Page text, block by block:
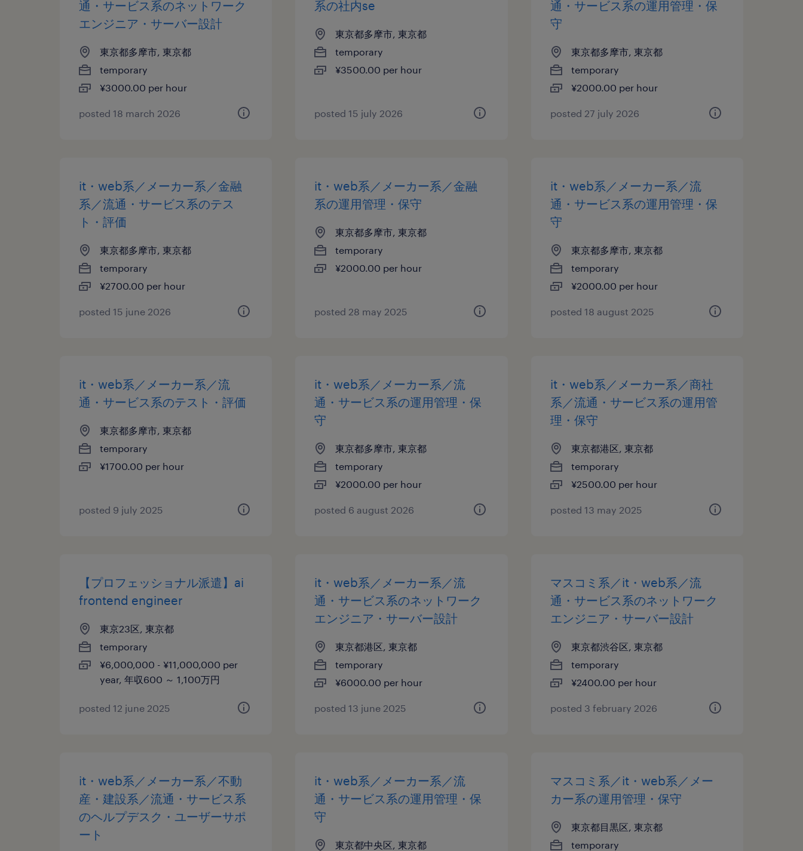
通・サービス系のネットワーク
エンジニア・サーバー設計
東京都多摩市, 東京都
temporary
¥3000.00 per hour
posted 18 march 2026
系の社内se
東京都多摩市, 東京都
temporary
¥3500.00 per hour
posted 15 july 2026
通・サービス系の運用管理・保
守
東京都多摩市, 東京都
temporary
¥2000.00 per hour
posted 27 july 2026
it・web系／メーカー系／金融
系／流通・サービス系のテス
ト・評価
東京都多摩市, 東京都
temporary
¥2700.00 per hour
posted 15 june 2026
it・web系／メーカー系／金融
系の運用管理・保守
東京都多摩市, 東京都
temporary
¥2000.00 per hour
posted 28 may 2025
it・web系／メーカー系／流
通・サービス系の運用管理・保
守
東京都多摩市, 東京都
temporary
¥2000.00 per hour
posted 18 august 2025
it・web系／メーカー系／流
通・サービス系のテスト・評価
東京都多摩市, 東京都
temporary
¥1700.00 per hour
posted 9 july 2025
it・web系／メーカー系／流
通・サービス系の運用管理・保
守
東京都多摩市, 東京都
temporary
¥2000.00 per hour
posted 6 august 2026
it・web系／メーカー系／商社
系／流通・サービス系の運用管
理・保守
東京都港区, 東京都
temporary
¥2500.00 per hour
posted 13 may 2025
【プロフェッショナル派遣】ai
frontend engineer
東京23区, 東京都
temporary
¥6,000,000 - ¥11,000,000 per
year, 年収600 ～ 1,100万円
posted 12 june 2025
it・web系／メーカー系／流
通・サービス系のネットワーク
エンジニア・サーバー設計
東京都港区, 東京都
temporary
¥6000.00 per hour
posted 13 june 2025
マスコミ系／it・web系／流
通・サービス系のネットワーク
エンジニア・サーバー設計
東京都渋谷区, 東京都
temporary
¥2400.00 per hour
posted 3 february 2026
it・web系／メーカー系／不動
産・建設系／流通・サービス系
のヘルプデスク・ユーザーサポ
ート
it・web系／メーカー系／流
通・サービス系の運用管理・保
守
東京都中央区, 東京都
マスコミ系／it・web系／メー
カー系の運用管理・保守
東京都目黒区, 東京都
temporary